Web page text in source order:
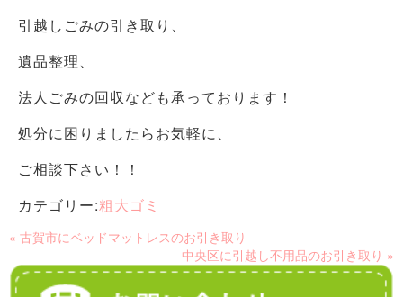
引越しごみの引き取り、
遺品整理、
法人ごみの回収なども承っております！
処分に困りましたらお気軽に、
ご相談下さい！！
カテゴリー:粗大ゴミ
« 古賀市にベッドマットレスのお引き取り
中央区に引越し不用品のお引き取り »